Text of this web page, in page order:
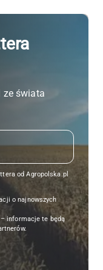
ze świata
od Agropolska.pl
o najnowszych
informacje te będą